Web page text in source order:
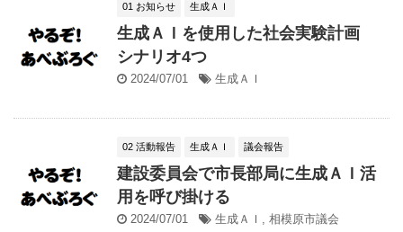
01 お知らせ 生成ＡＩ
生成ＡＩを使用した社会実験計画
シナリオ4つ
2024/07/01 生成ＡＩ
02 活動報告 生成ＡＩ 議会報告
建設委員会で市長部局に生成ＡＩ活
用を呼び掛ける
2024/07/01 生成ＡＩ 相模原市議会